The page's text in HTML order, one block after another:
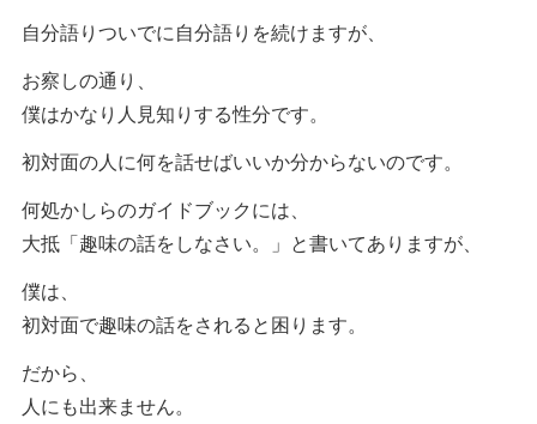
自分語りついでに自分語りを続けますが、
お察しの通り、
僕はかなり人見知りする性分です。
初対面の人に何を話せばいいか分からないのです。
何処かしらのガイドブックには、
大抵「趣味の話をしなさい。」と書いてありますが、
僕は、
初対面で趣味の話をされると困ります。
だから、
人にも出来ません。